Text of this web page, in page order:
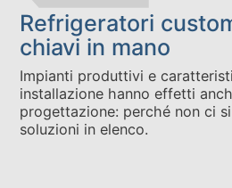
Refrigeratori
chiavi in mano
Impianti produttivi e
installazione hanno effetti
progettazione: perché non ci
soluzioni in elenco.